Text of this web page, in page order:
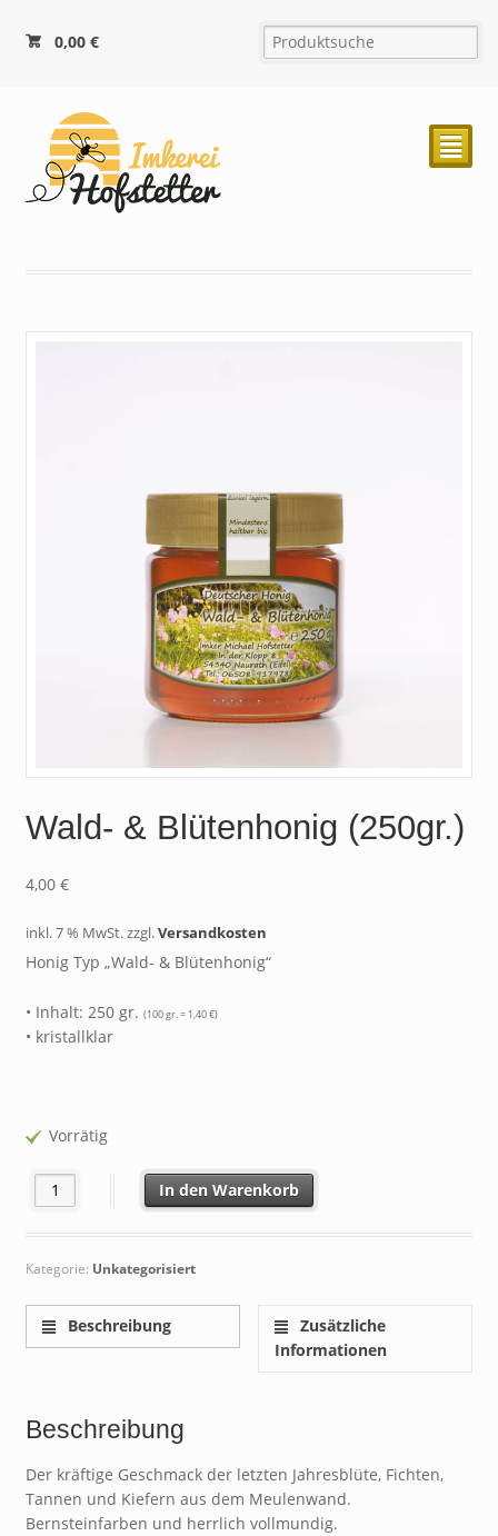
0,00€
²
Wald- & Blütenhonig (250gr.)
4,00 €
inkl. 7 % MwSt.zzgl.Versandkosten
Honig Typ „Wald- & Blütenhonig“
• Inhalt: 250 gr. (100 gr. = 1,40 €)
• kristallklar
Vorrätig
Wald- & Blütenhonig (250gr.) Menge
In den Warenkorb
Kategorie: Unkategorisiert
Beschreibung
Zusätzliche
Informationen
Beschreibung
Der kräftige Geschmack der letzten Jahresblüte, Fichten,
Tannen und Kiefern aus dem Meulenwand.
Bernsteinfarben und herrlich vollmundig.